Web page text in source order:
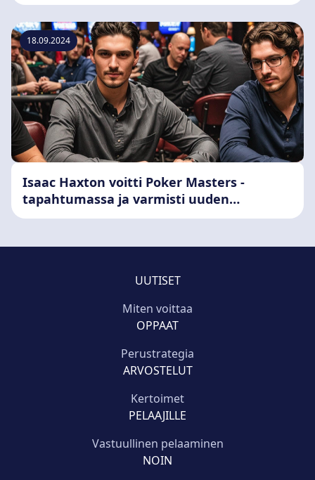
18.09.2024
Isaac Haxton voitti Poker Masters -
tapahtumassa ja varmisti uuden
merkittävän tittelin
UUTISET
Miten voittaa
OPPAAT
Perustrategia
ARVOSTELUT
Kertoimet
PELAAJILLE
Vastuullinen pelaaminen
NOIN